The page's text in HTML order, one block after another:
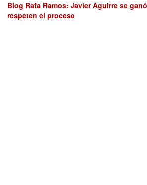
Blog Rafa Ramos: Javier Aguirre se
respeten el proceso